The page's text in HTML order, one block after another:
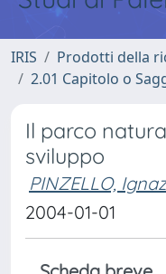
IRIS Prodotti della
2.01 Capitolo o
Il parco
sviluppo
PINZELLO,
2004-01-01